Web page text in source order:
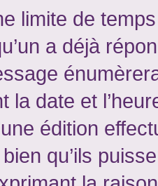
limite de
a déjà
la date et
édition
qu’ils